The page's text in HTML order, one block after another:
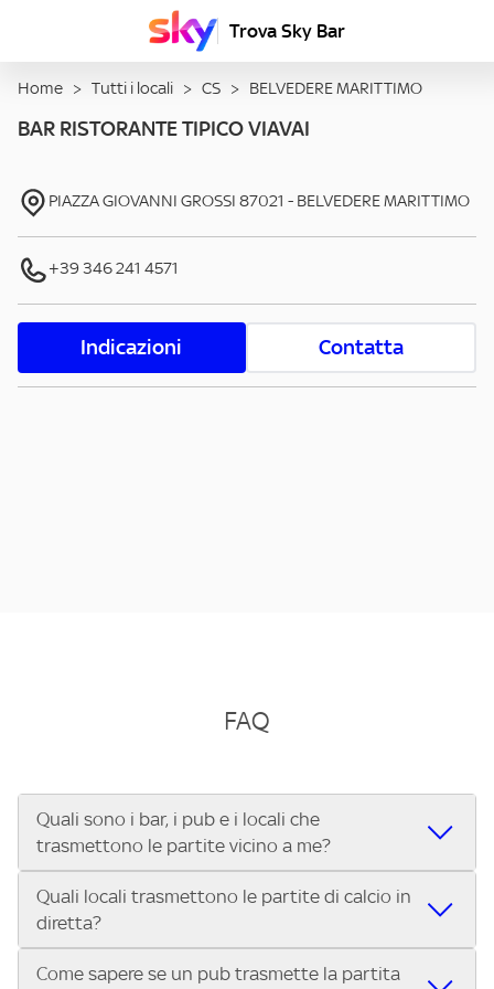
Trova Sky Bar
Home > Tutti i locali > CS > BELVEDERE MARITTIMO
BAR RISTORANTE TIPICO VIAVAI
PIAZZA GIOVANNI GROSSI 87021 - BELVEDERE MARITTIMO
+39 346 241 4571
Indicazioni Contatta
FAQ
Quali sono i bar, i pub e i locali che
trasmettono le partite vicino a me?
Se cerchi un bar, pub, ristorante o locale vicino a te per
vedere le partite di Serie A ENILIVE, la Serie C Sky Wifi, la
UEFA Champions League, la UEFA Europa League, la UEFA
Conference League, il Tennis, la Formula 1®, la MotoGP™ e
Quali locali trasmettono le partite di calcio in
diretta?
Vuoi sapere quali bar, pub o ristoranti mostrano le partite
Come sapere se un pub trasmette la partita